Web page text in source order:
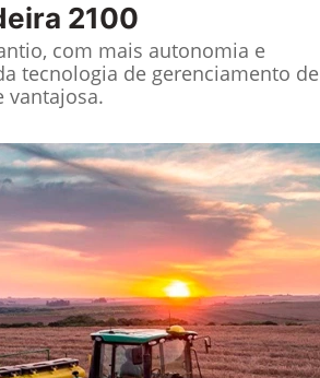
2100
com mais autonomia e
tecnologia de gerenciamento de
vantajosa.